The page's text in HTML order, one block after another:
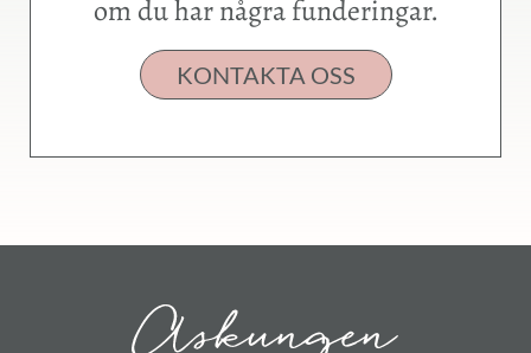
om du har några funderingar.
KONTAKTA OSS